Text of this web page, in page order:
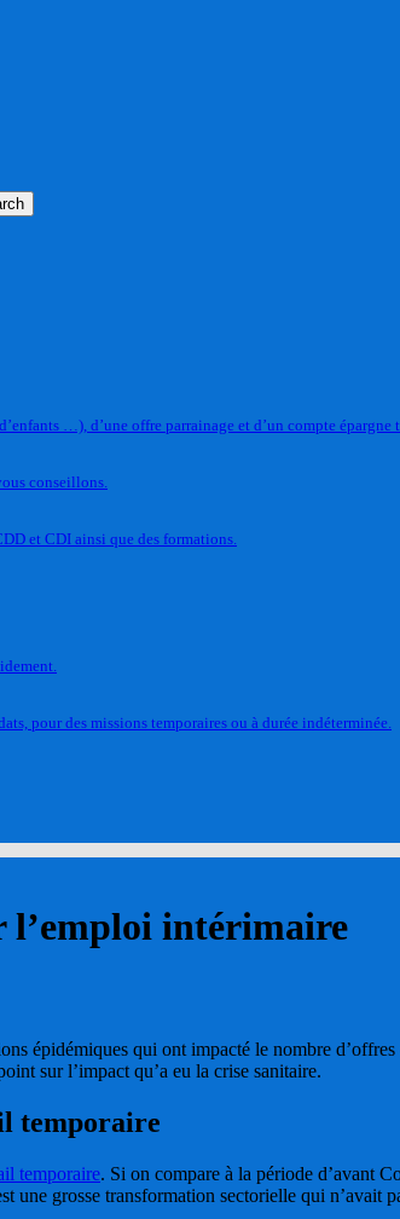
…), d’une offre parrainage et d’un compte épargne
conseillons.
et CDI ainsi que des formations.
pour des missions temporaires ou à durée indéterminée.
l’emploi intérimaire
épidémiques qui ont impacté le nombre
sur l’impact qu’a eu la crise sanitaire.
temporaire
temporaire. Si on compare à la période d’avant
une grosse transformation sectorielle qui n’avait